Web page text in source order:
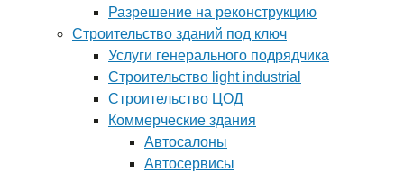
Разрешение на реконструкцию
Строительство зданий под ключ
Услуги генерального подрядчика
Строительство light industrial
Строительство ЦОД
Коммерческие здания
Автосалоны
Автосервисы